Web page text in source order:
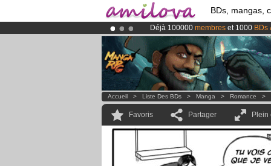
BDs, mangas,
Déjà 100000 membres et 1000 BDs
Abonnement premium: à partir de
LeKickstarter Amilova est
Accueil > Liste Des BDs > Manga > Romance >
Favoris Partager Plein